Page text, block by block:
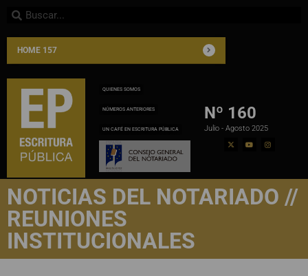
HOME 157
QUIENES SOMOS
NÚMEROS ANTERIORES
UN CAFÉ EN ESCRITURA PÚBLICA
Nº 160
Julio - Agosto 2025
NOTICIAS DEL NOTARIADO //
REUNIONES
INSTITUCIONALES